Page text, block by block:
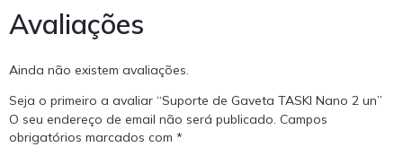
Avaliações
Ainda não existem avaliações.
Seja o primeiro a avaliar “Suporte de Gaveta TASKI Nano 2 un”
O seu endereço de email não será publicado. Campos
obrigatórios marcados com *